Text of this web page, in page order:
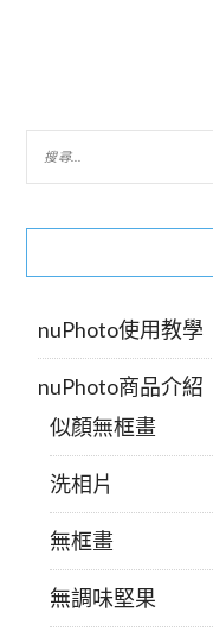
nuPhoto使用教學
nuPhoto商品介紹
似顏無框畫
洗相片
無框畫
無調味堅果